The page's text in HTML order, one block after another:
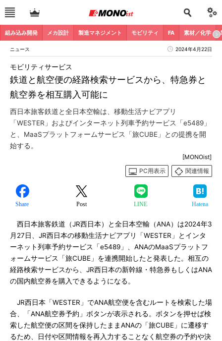
組み込み開発 メカ設計 製造マネジメント モビリティ FA 素材／化学
ニュース 2024年4月22日
鉄道と航空便の経路検索サービスから、特急券と
航空券を相互購入可能に
モビリティサービス
西日本旅客鉄道と全日本空輸は、移動生活ナビアプリ
「WESTER」およびインターネット列車予約サービス「e5489」
と、MaaSプラットフォームサービス「旅CUBE」との提携を開
始する。
[MONOist]
PC用表示
関連情報
Share Post LINE Hatena
西日本旅客鉄道（JR西日本）と全日本空輸（ANA）は2024年3
月27日、JR西日本の移動生活ナビアプリ「WESTER」とインタ
ーネット列車予約サービス「e5489」、ANAのMaaSプラットフ
ォームサービス「旅CUBE」を連携開始したと発表した。相互の
経路検索サービスから、JR西日本の新幹線・特急券もしくはANA
の国内航空券を購入できるようになる。
JR西日本「WESTER」でANA航空便を含むルートを検索した場
合、「ANA航空券予約」ボタンが表示される。ボタンを押せば検
索した航空便の区間を保持したままANAの「旅CUBE」に遷移す
るため、日付や区間情報を再入力することなく航空券の予約や決